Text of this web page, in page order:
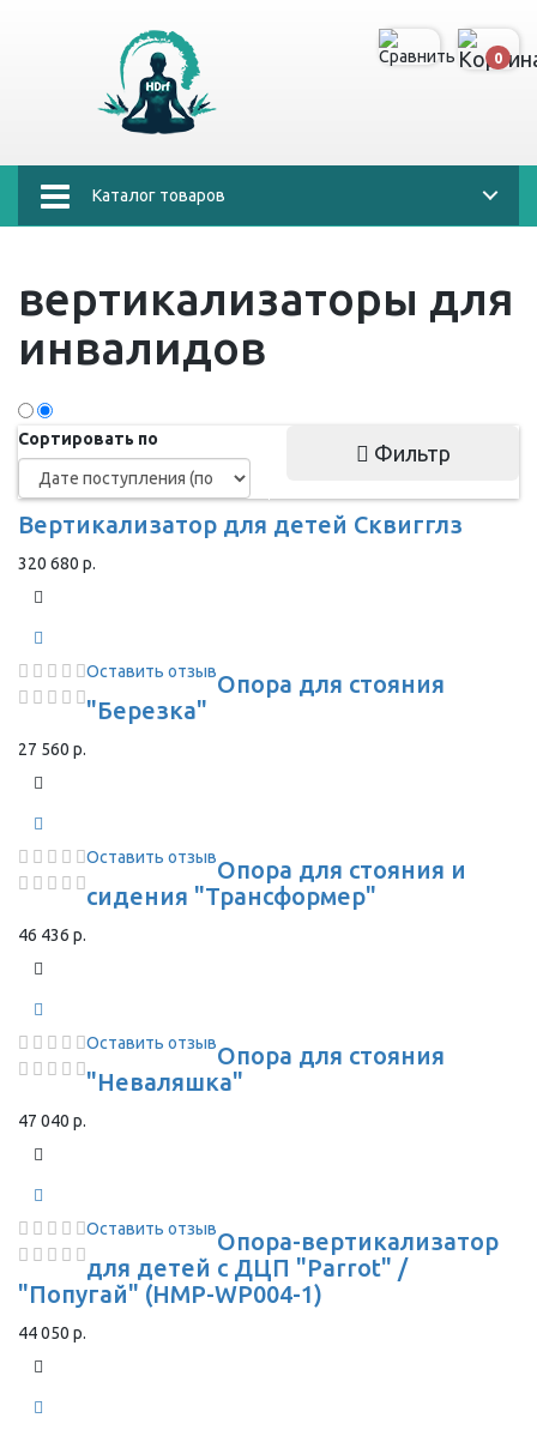
0
Каталог товаров
вертикализаторы для
инвалидов
Сортировать по
Фильтр
Вертикализатор для детей Сквигглз
320 680 р.
Оставить отзывОпора для стояния
"Березка"
27 560 р.
Оставить отзывОпора для стояния и
сидения "Трансформер"
46 436 р.
Оставить отзывОпора для стояния
"Неваляшка"
47 040 р.
Оставить отзывОпора-вертикализатор
для детей с ДЦП "Parrot" /
"Попугай" (HMP-WP004-1)
44 050 р.